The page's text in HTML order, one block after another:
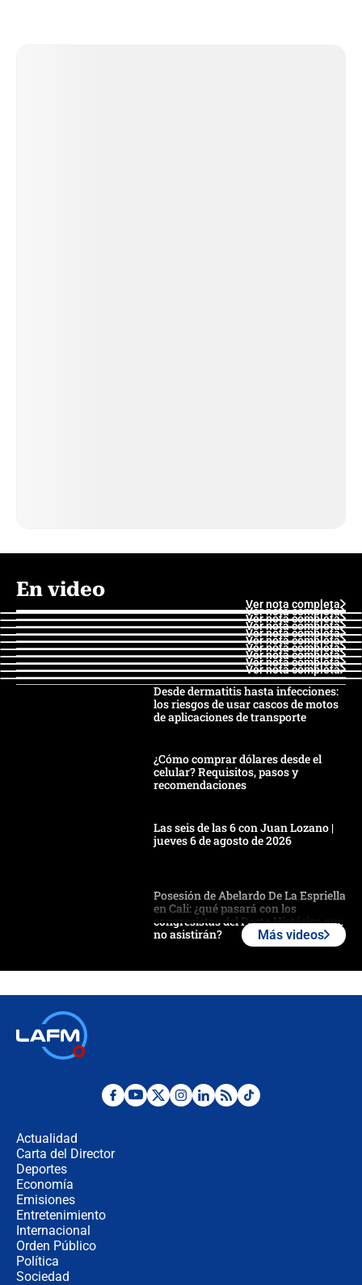
En video
Ver nota completa
Ver nota completa
Ver nota completa
Ver nota completa
Ver nota completa
Ver nota completa
Ver nota completa
Ver nota completa
Ver nota completa
Ver nota completa
Desde dermatitis hasta infecciones:
los riesgos de usar cascos de motos
de aplicaciones de transporte
¿Cómo comprar dólares desde el
celular? Requisitos, pasos y
recomendaciones
Las seis de las 6 con Juan Lozano |
jueves 6 de agosto de 2026
Posesión de Abelardo De La Espriella
en Cali: ¿qué pasará con los
congresistas del Pacto Histórico que
no asistirán?
¿Por qué De la Espriella gobernará
Más videos
Actualidad
Carta del Director
Deportes
Economía
Emisiones
Entretenimiento
Internacional
Orden Público
Política
Sociedad